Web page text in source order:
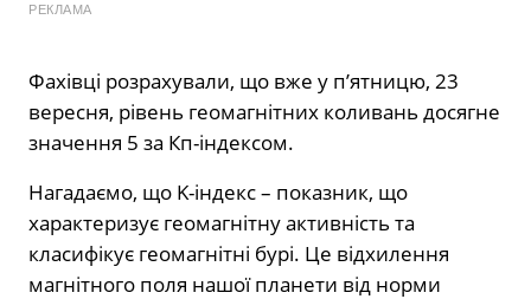
РЕКЛАМА
Фахівці розрахували, що вже у п’ятницю, 23
вересня, рівень геомагнітних коливань досягне
значення 5 за Кп-індексом.
Нагадаємо, що K-індекс – показник, що
характеризує геомагнітну активність та
класифікує геомагнітні бурі. Це відхилення
магнітного поля нашої планети від норми